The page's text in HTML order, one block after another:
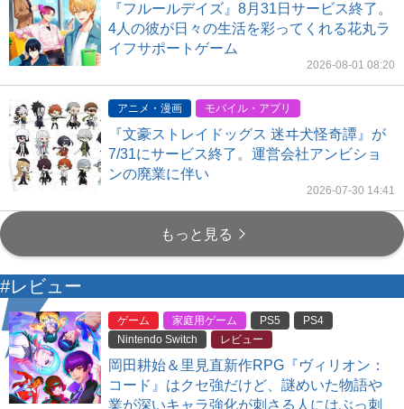
『フルールデイズ』8月31日サービス終了。
4人の彼が日々の生活を彩ってくれる花丸ラ
イフサポートゲーム
2026-08-01 08:20
アニメ・漫画 モバイル・アプリ
『文豪ストレイドッグス 迷ヰ犬怪奇譚』が
7/31にサービス終了。運営会社アンビショ
ンの廃業に伴い
2026-07-30 14:41
もっと見る
#レビュー
ゲーム 家庭用ゲーム PS5
PS4
Nintendo Switch
レビュー
岡田耕始＆里見直新作RPG『ヴィリオン：
コード』はクセ強だけど、謎めいた物語や
業が深いキャラ強化が刺さる人にはぶっ刺